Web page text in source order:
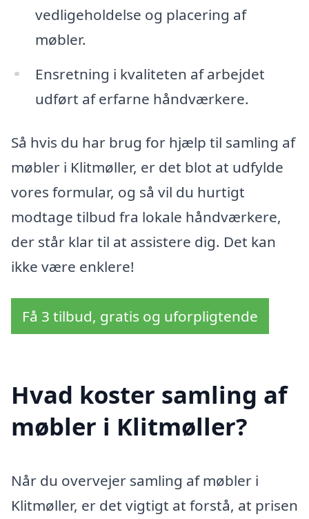
vedligeholdelse og placering af
møbler.
Ensretning i kvaliteten af arbejdet
udført af erfarne håndværkere.
Så hvis du har brug for hjælp til samling af
møbler i Klitmøller, er det blot at udfylde
vores formular, og så vil du hurtigt
modtage tilbud fra lokale håndværkere,
der står klar til at assistere dig. Det kan
ikke være enklere!
Få 3 tilbud, gratis og uforpligtende
Hvad koster samling af
møbler i Klitmøller?
Når du overvejer samling af møbler i
Klitmøller, er det vigtigt at forstå, at prisen